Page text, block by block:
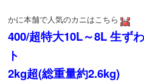
かに本舗で人気のカニはこちら
400/超特大10L～8L 生ず
ト
2kg超(総重量約2.6kg)